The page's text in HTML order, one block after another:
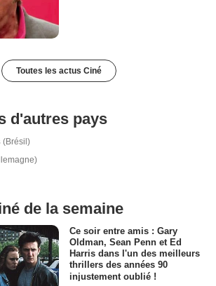
Toutes les actus Ciné
d'autres pays
(Brésil)
de la semaine
Ce soir entre amis : Gary
Oldman, Sean Penn et Ed
Harris dans l'un des meilleurs
thrillers des années 90
injustement oublié !